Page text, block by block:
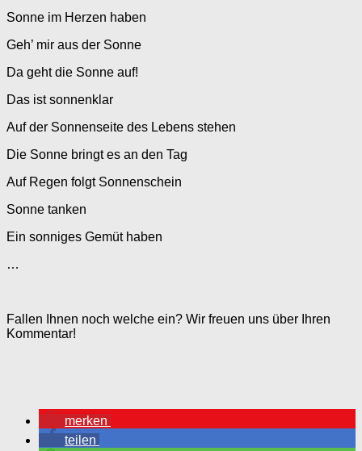
Sonne im Herzen haben
Geh’ mir aus der Sonne
Da geht die Sonne auf!
Das ist sonnenklar
Auf der Sonnenseite des Lebens stehen
Die Sonne bringt es an den Tag
Auf Regen folgt Sonnenschein
Sonne tanken
Ein sonniges Gemüt haben
…
Fallen Ihnen noch welche ein? Wir freuen uns über Ihren
Kommentar!
merken
teilen